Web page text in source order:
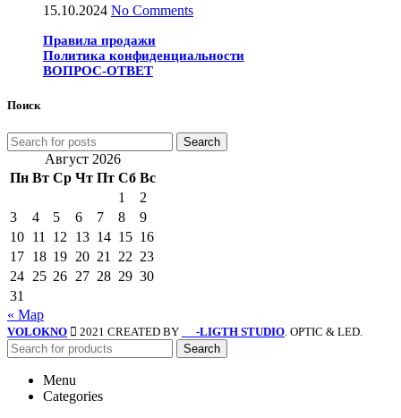
15.10.2024 No Comments
Правила продажи
Политика конфиденциальности
ВОПРОС-ОТВЕТ
Поиск
Search
Август 2026
Пн Вт Ср Чт Пт Сб Вс
1
2
3
4 5 6 7 8
9
10 11 12 13 14 15 16
17 18 19 20 21 22 23
24 25 26 27 28 29 30
31
« Мар
VOLOKNO 2021 CREATED BY -LIGTH STUDIO. OPTIC & LED.
Search
Menu
Categories